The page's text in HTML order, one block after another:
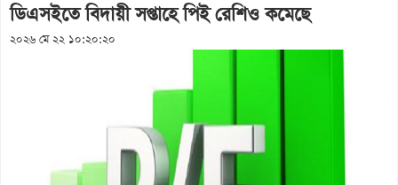
ডিএসইতে বিদায়ী সপ্তাহে পিই রেশিও কমেছে
২০২৬ মে ২২ ১০:২০:২০